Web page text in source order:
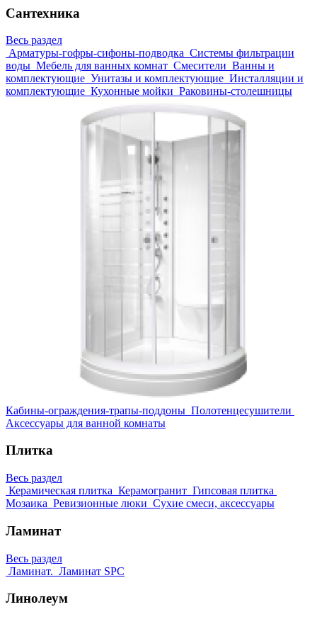
Сантехника
Весь раздел
Арматуры-гофры-сифоны-подводка Системы фильтрации
воды Мебель для ванных комнат Смесители Ванны и
комплектующие Унитазы и комплектующие Инсталляции и
комплектующие Кухонные мойки Раковины-столешницы
Кабины-ограждения-трапы-поддоны Полотенцесушители
Аксессуары для ванной комнаты
Плитка
Весь раздел
Керамическая плитка Керамогранит Гипсовая плитка
Мозаика Ревизионные люки Сухие смеси, аксессуары
Ламинат
Весь раздел
Ламинат. Ламинат SPC
Линолеум